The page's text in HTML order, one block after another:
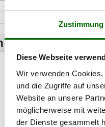
Zustimmung
Diese Webseite
Wir verwenden
und die Zugriffe auf
Website an unsere
möglicherweise mit
der Dienste gesammelt
und Rabatt